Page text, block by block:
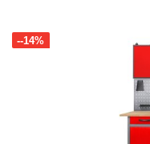
--14%